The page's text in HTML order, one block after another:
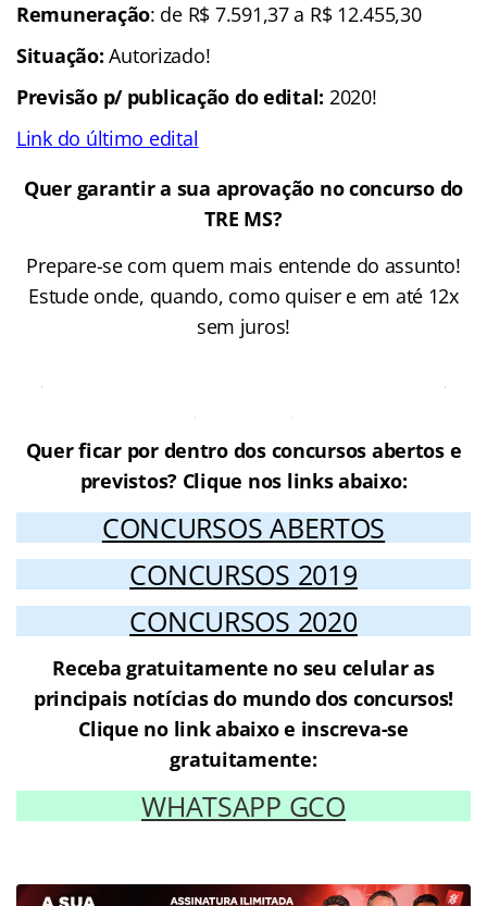
Remuneração: de R$ 7.591,37 a R$ 12.455,30
Situação:Autorizado!
Previsão p/ publicação do edital: 2020!
Link do último edital
Quer garantir a sua aprovação no concurso do
TRE MS?
Prepare-se com quem mais entende do assunto!
Estude onde, quando, como quiser e em até 12x
sem juros!
Quer ficar por dentro dos concursos abertos e
previstos? Clique nos links abaixo:
CONCURSOS ABERTOS
CONCURSOS 2019
CONCURSOS 2020
Receba gratuitamente no seu celular as
principais notícias do mundo dos concursos!
Clique no link abaixo e inscreva-se
gratuitamente:
WHATSAPP GCO